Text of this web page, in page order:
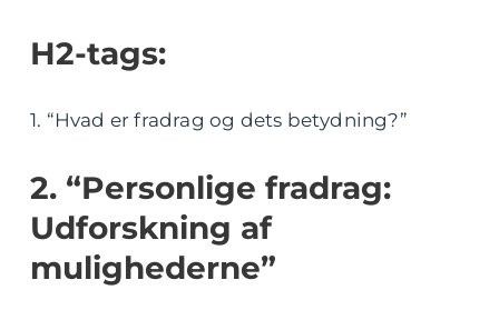
H2-tags:
1. “Hvad er fradrag og dets betydning?”
2. “Personlige fradrag:
Udforskning af
mulighederne”